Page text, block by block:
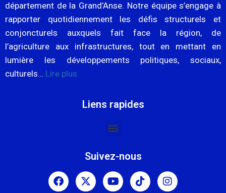
département de la Grand’Anse. Notre équipe s’engage à
rapporter quotidiennement les défis structurels et
conjoncturels auxquels fait face la région, de
l’agriculture aux infrastructures, tout en mettant en
lumière les développements politiques, sociaux,
culturels… Lire plus
Liens rapides
Suivez-nous